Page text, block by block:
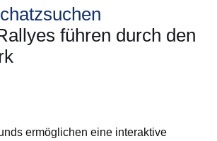
führen durch den
ermöglichen eine interaktive